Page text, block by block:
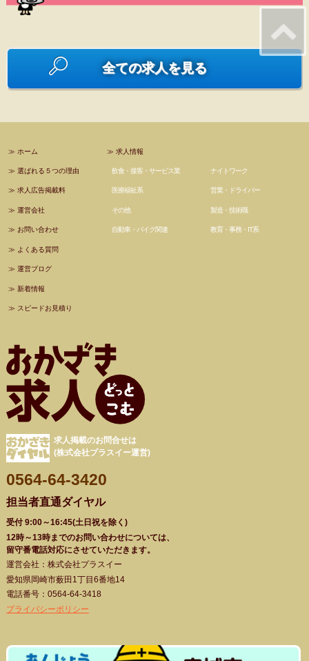
全ての求人を見る
≫ ホーム
≫ 選ばれる５つの理由
≫ 求人広告掲載料
≫ 運営会社
≫ お問い合わせ
≫ よくある質問
≫ 運営ブログ
≫ 新着情報
≫ スピードお見積り
≫求人情報
飲食・接客・サービス業
医療福祉系
その他
自動車・バイク関連
ナイトワーク
営業・ドライバー
製造・技術職
教育・事務・IT系
求人掲載のお問合せは
(株式会社プラスイー運営)
0564-64-3420
担当者直通ダイヤル
受付 9:00～16:45(土日祝を除く)
12時～13時までのお問い合わせについては、
留守番電話対応にさせていただきます。
運営会社：株式会社プラスイー
愛知県岡崎市薮田1丁目6番地14
電話番号：0564-64-3418
プライバシーポリシー